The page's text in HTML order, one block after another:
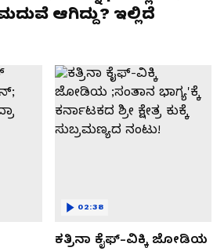
ಆಗಿದ್ದು? ಇಲ್ಲಿದೆ
ಕತ್ರಿನಾ ಕೈಫ್-ವಿಕ್ಕಿ ಜೋಡಿಯ
02:38